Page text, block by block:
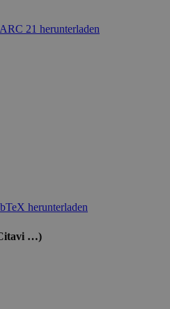
21 herunterladen
herunterladen
…)